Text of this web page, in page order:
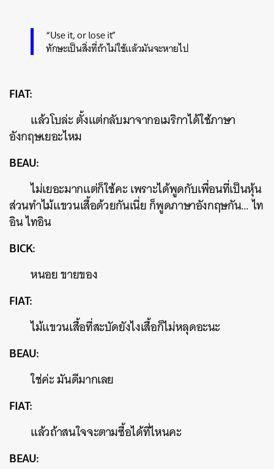
“Use it, or lose it”
ทักษะเป็นสิ่งที่ถ้าไม่ใช้แล้วมันจะหายไป
FIAT:
แล้วโบล่ะ ตั้งแต่กลับมาจากอเมริกาได้ใช้ภาษา
อังกฤษเยอะไหม
BEAU:
ไม่เยอะมากแต่ก็ใช้คะ เพราะได้พูดกับเพื่อนที่เป็นหุ้น
ส่วนทำไม้แขวนเสื้อด้วยกันเนี่ย ก็พูดภาษาอังกฤษกัน… ไท
อิน ไทอิน
BICK:
หนอย ขายของ
FIAT:
ไม้แขวนเสื้อที่สะบัดยังไงเสื้อก็ไม่หลุดอะนะ
BEAU:
ใช่ค่ะ มันดีมากเลย
FIAT:
แล้วถ้าสนใจจะตามซื้อได้ที่ไหนคะ
BEAU: